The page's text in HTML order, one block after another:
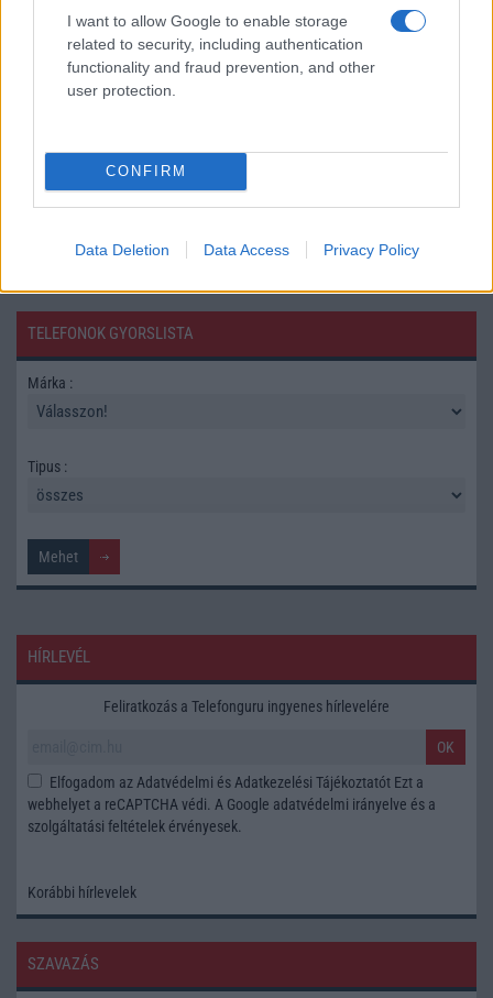
I want to allow Google to enable storage
related to security, including authentication
functionality and fraud prevention, and other
user protection.
CONFIRM
Data Deletion Data Access Privacy Policy
További hírek
Keressen a telefonboltok ajánlatai között!
TELEFONOK GYORSLISTA
Márka :
Tipus :
HÍRLEVÉL
Feliratkozás a Telefonguru ingyenes hírlevelére
OK
Elfogadom az Adatvédelmi és Adatkezelési Tájékoztatót Ezt a
webhelyet a reCAPTCHA védi. A Google adatvédelmi irányelve és a
szolgáltatási feltételek érvényesek.
Korábbi hírlevelek
SZAVAZÁS